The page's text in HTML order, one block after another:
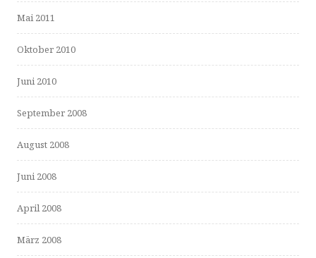
Mai 2011
Oktober 2010
Juni 2010
September 2008
August 2008
Juni 2008
April 2008
März 2008